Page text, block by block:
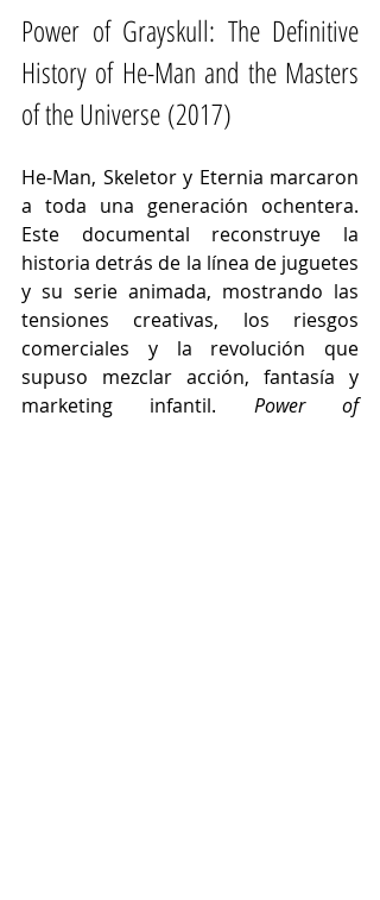
Power of Grayskull: The Definitive
History of He-Man and the Masters
of the Universe (2017)
He-Man, Skeletor y Eternia marcaron
a toda una generación ochentera.
Este documental reconstruye la
historia detrás de la línea de juguetes
y su serie animada, mostrando las
tensiones creativas, los riesgos
comerciales y la revolución que
supuso mezclar acción, fantasía y
marketing infantil. Power of